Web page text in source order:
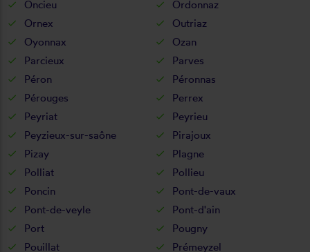
Oncieu
Ordonnaz
Ornex
Outriaz
Oyonnax
Ozan
Parcieux
Parves
Péron
Péronnas
Pérouges
Perrex
Peyriat
Peyrieu
Peyzieux-sur-saône
Pirajoux
Pizay
Plagne
Polliat
Pollieu
Poncin
Pont-de-vaux
Pont-de-veyle
Pont-d'ain
Port
Pougny
Pouillat
Prémeyzel